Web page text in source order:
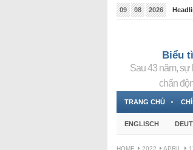
09 08 2026
Biểu
Sau 43 năm, sự
chấn
TRANG CHỦ
ENGLISCH
HOME 2022 APRIL